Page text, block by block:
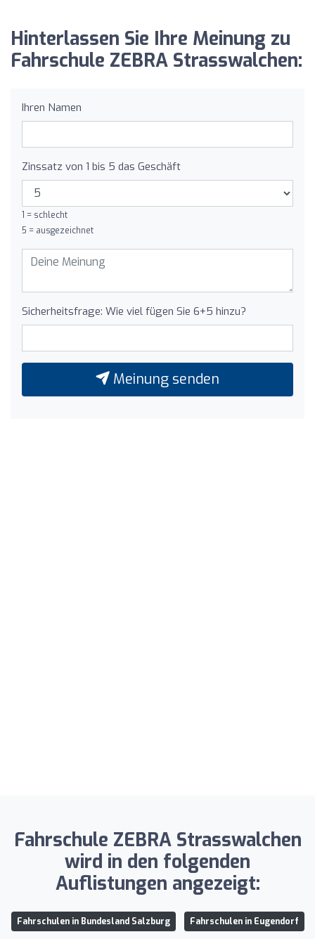
Hinterlassen Sie Ihre Meinung zu
Fahrschule ZEBRA Strasswalchen:
Ihren Namen
Zinssatz von 1 bis 5 das Geschäft
1 = schlecht
5 = ausgezeichnet
Sicherheitsfrage: Wie viel fügen Sie 6+5 hinzu?
Meinung senden
Fahrschule ZEBRA Strasswalchen
wird in den folgenden
Auflistungen angezeigt:
Fahrschulen in Bundesland Salzburg Fahrschulen in Eugendorf